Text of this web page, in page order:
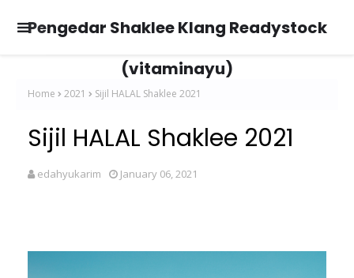
Pengedar Shaklee Klang Readystock
(vitaminayu)
Home 2021 Sijil HALAL Shaklee 2021
Sijil HALAL Shaklee 2021
edahyukarim January 06, 2021